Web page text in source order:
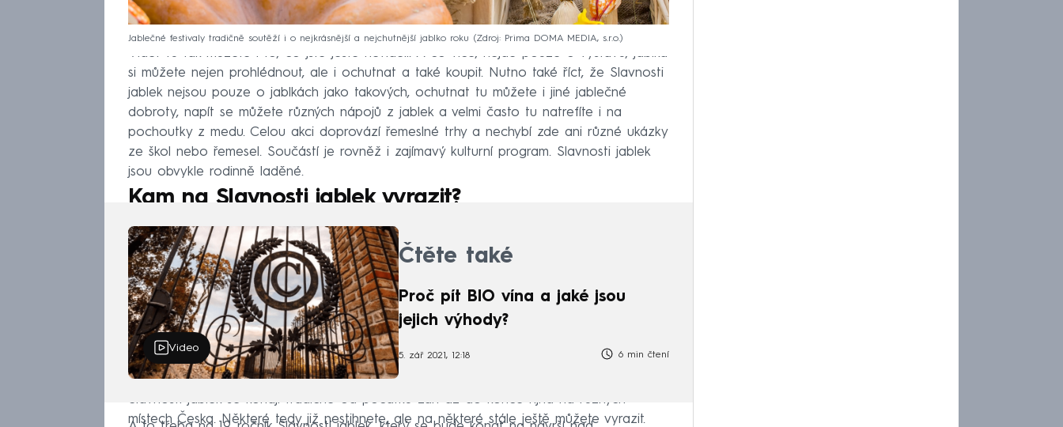
Jablečné festivaly tradičně soutěží i o nejkrásnější a nejchutnější jablko roku Zdroj: Prima DOMA MEDIA, s.r.o.
Vidět tu tak můžete i to, co jste ještě neviděli. A co více, nejde pouze o výstavu, jablka
si můžete nejen prohlédnout, ale i ochutnat a také koupit. Nutno také říct, že Slavnosti
jablek nejsou pouze o jablkách jako takových, ochutnat tu můžete i jiné jablečné
dobroty, napít se můžete různých nápojů z jablek a velmi často tu natrefíte i na
pochoutky z medu. Celou akci doprovází řemeslné trhy a nechybí zde ani různé ukázky
ze škol nebo řemesel. Součástí je rovněž i zajímavý kulturní program. Slavnosti jablek
jsou obvykle rodinně laděné.
Kam na Slavnosti jablek vyrazit?
Video
Čtěte také
Proč pít BIO vína a jaké jsou
jejich výhody?
5. zář 2021, 12:18 6 min čtení
Slavnosti jablek se konají tradičně od počátku září až do konce října na různých
místech Česka. Některé tedy již nestihnete, ale na některé stále ještě můžete vyrazit.